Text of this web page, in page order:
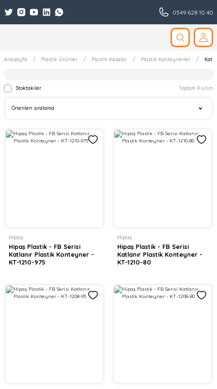
0549 628 10 40
Anasayfa Plastik Ürünler Plastik Kasalar Plastik Konteynerler
Stoktakiler Toplam 9 ürün
Hipaş
Hipaş Plastik - FB Serisi
Katlanır Plastik Konteyner -
KT-1210-975
Hipaş
Hipaş Plastik - FB Serisi
Katlanır Plastik Konteyner -
KT-1210-80